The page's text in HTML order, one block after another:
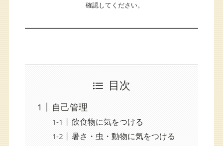
確認してください。
目次
自己管理
飲食物に気をつける
暑さ・虫・動物に気をつける